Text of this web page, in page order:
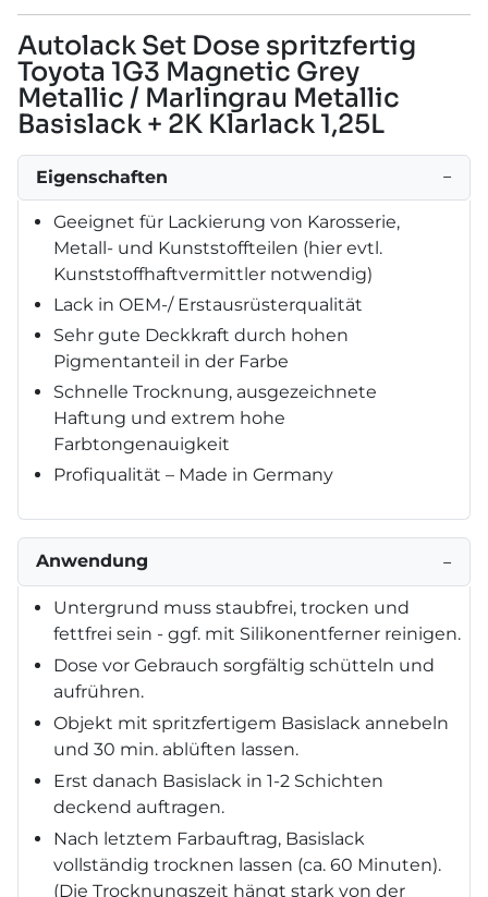
Autolack Set Dose spritzfertig
Toyota 1G3 Magnetic Grey
Metallic / Marlingrau Metallic
Basislack + 2K Klarlack 1,25L
Eigenschaften −
Geeignet für Lackierung von Karosserie,
Metall- und Kunststoffteilen (hier evtl.
Kunststoffhaftvermittler notwendig)
Lack in OEM-/ Erstausrüsterqualität
Sehr gute Deckkraft durch hohen
Pigmentanteil in der Farbe
Schnelle Trocknung, ausgezeichnete
Haftung und extrem hohe
Farbtongenauigkeit
Profiqualität – Made in Germany
Anwendung −
Untergrund muss staubfrei, trocken und
fettfrei sein - ggf. mit Silikonentferner reinigen.
Dose vor Gebrauch sorgfältig schütteln und
aufrühren.
Objekt mit spritzfertigem Basislack annebeln
und 30 min. ablüften lassen.
Erst danach Basislack in 1-2 Schichten
deckend auftragen.
Nach letztem Farbauftrag, Basislack
vollständig trocknen lassen (ca. 60 Minuten).
(Die Trocknungszeit hängt stark von der